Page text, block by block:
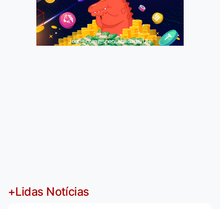
Jogue com responsabilidade. 18+
+Lidas Notícias